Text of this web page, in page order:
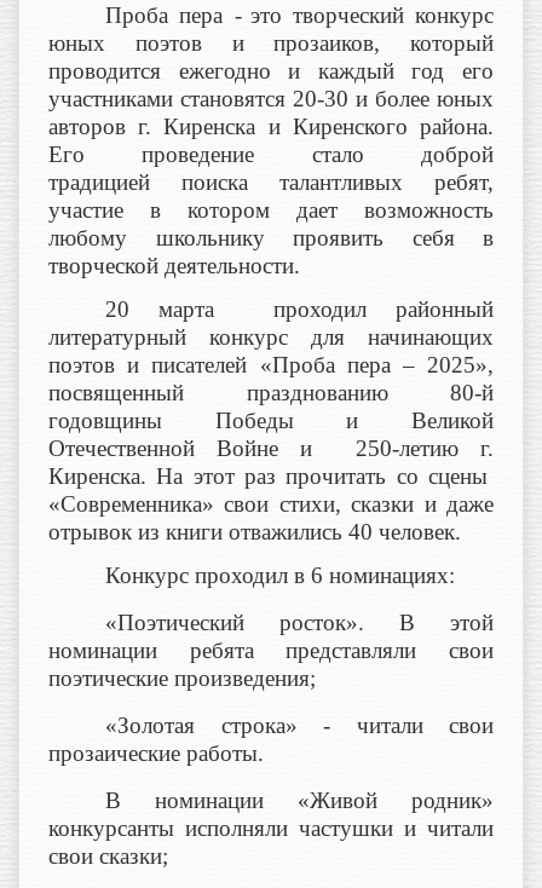
Проба пера - это творческий конкурс
юных поэтов и прозаиков, который
проводится ежегодно и каждый год его
участниками становятся 20-30 и более юных
авторов г. Киренска и Киренского района.
Его проведение стало доброй
традицией поиска талантливых ребят,
участие в котором дает возможность
любому школьнику проявить себя в
творческой деятельности.
20 марта проходил районный
литературный конкурс для начинающих
поэтов и писателей «Проба пера – 2025»,
посвященный празднованию 80-й
годовщины Победы и Великой
Отечественной Войне и 250-летию г.
Киренска. На этот раз прочитать со сцены
«Современника» свои стихи, сказки и даже
отрывок из книги отважились 40 человек.
Конкурс проходил в 6 номинациях:
«Поэтический росток». В этой
номинации ребята представляли свои
поэтические произведения;
«Золотая строка» - читали свои
прозаические работы.
В номинации «Живой родник»
конкурсанты исполняли частушки и читали
свои сказки;